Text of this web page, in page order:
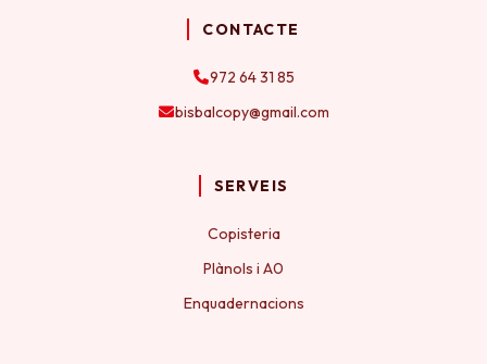
CONTACTE
972 64 31 85
bisbalcopy@gmail.com
SERVEIS
Copisteria
Plànols i A0
Enquadernacions